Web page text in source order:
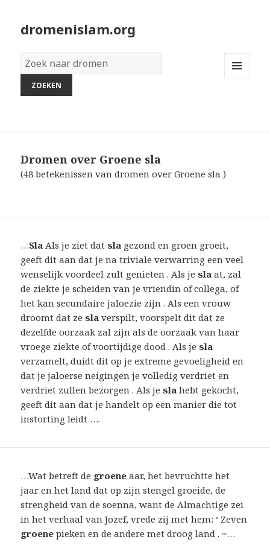
dromenislam.org
Woordenboek
van
dromen:
Dromen over Groene sla
(48 betekenissen van dromen over Groene sla )
…Sla Als je ziet datsla gezond en groen groeit,
geeft dit aan dat je na triviale verwarring een veel
wenselijk voordeel zult genieten . Als jesla at, zal
de ziekte je scheiden van je vriendin of collega, of
het kan secundaire jaloezie zijn . Als een vrouw
droomt dat zesla verspilt, voorspelt dit dat ze
dezelfde oorzaak zal zijn als de oorzaak van haar
vroege ziekte of voortijdige dood . Als jesla
verzamelt, duidt dit op je extreme gevoeligheid en
dat je jaloerse neigingen je volledig verdriet en
verdriet zullen bezorgen . Als jesla hebt gekocht,
geeft dit aan dat je handelt op een manier die tot
instorting leidt ….
…Wat betreft de groene aar, het bevruchtte het
jaar en het land dat op zijn stengel groeide, de
strengheid van de soenna, want de Almachtige zei
in het verhaal van Jozef, vrede zij met hem: ‘ Zeven
groene pieken en de andere met droog land . ~…